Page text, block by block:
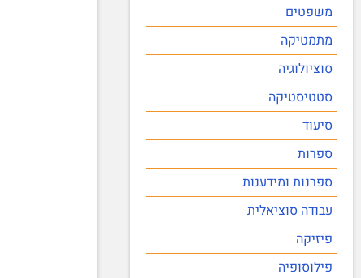
משפטים
מתמטיקה
סוציולוגיה
סטטיסטיקה
סיעוד
ספרות
ספרנות ומידענות
עבודה סוציאלית
פיזיקה
פילוסופיה